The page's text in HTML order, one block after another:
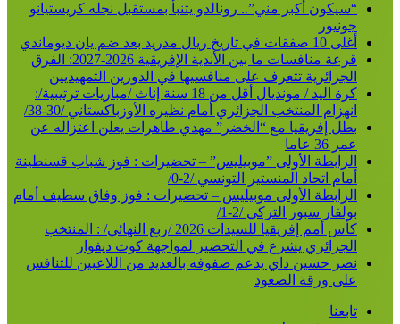
“سيكون أكبر مني”.. رونالدو يتنبأ بمستقبل نجله كريستيانو
جونيور
أغلى 10 صفقات في تاريخ ريال مدريد بعد ضم يان ديوماندي
قرعة منافسات ما بين الأندية الإفريقية 2026-2027: الفرق
الجزائرية تتعرف على منافسيها في الدورين التمهيديين
كرة اليد / مونديال أقل من 18 سنة إناث /مباريات ترتيبية/:
انهزام المنتخب الجزائري أمام نظيره الأوزباكستاني /30-38/
بطل إفريقيا مع “الخضر” مهدي طاهرات يعلن اعتزاله عن
عمر 36 عاما
الرابطة الأولى ”موبيليس” – تحضيرات : فوز شباب قسنطينة
أمام اتحاد المنستير التونسي /2-0/
الرابطة الأولى موبيليس – تحضيرات : فوز وفاق سطيف أمام
بولفار سبور التركي /2-1/
كأس أمم إفريقيا للسيدات 2026 /ربع النهائي/ : المنتخب
الجزائري يشرع في التحضير لمواجهة كوت ديفوار
نصر حسين داي يدعم صفوفه بالعديد من اللاعبين للتنافس
على ورقة الصعود
تابعنا